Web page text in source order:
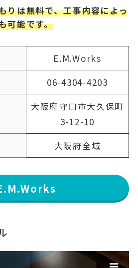
りは無料で、工事内容によっ
可能です。
E.M.Works
06-4304-4203
大阪府守口市大久保町
3-12-10
大阪府全域